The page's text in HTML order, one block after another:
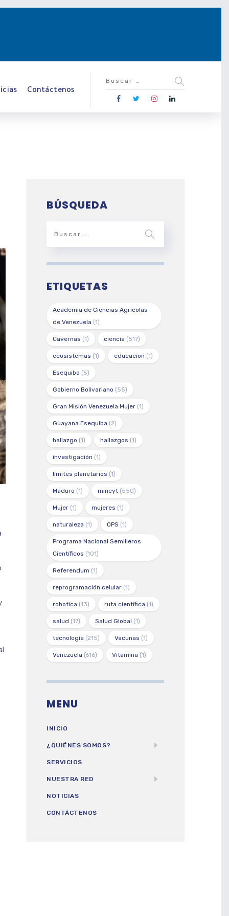
Contáctenos
BÚSQUEDA
ETIQUETAS
Academia de Ciencias Agrícolas
de Venezuela (1)
Cavernas (1) ciencia (517)
ecosistemas (1) educacion (1)
Esequibo (5)
Gobierno Bolivariano (55)
Gran Misión Venezuela Mujer (1)
Guayana Esequiba (2)
hallazgo (1) hallazgos (1)
investigación (1)
límites planetarios (1)
Maduro (1) mincyt (550)
Mujer (1) mujeres (1)
naturaleza (1) OPS (1)
Programa Nacional Semilleros
Científicos (101)
Referendum (1)
reprogramación celular (1)
robotica (13) ruta científica (1)
salud (17) Salud Global (1)
tecnología (215) Vacunas (1)
Venezuela (616) Vitamina (1)
MENU
INICIO
¿QUIÉNES SOMOS?
SERVICIOS
NUESTRA RED
NOTICIAS
CONTÁCTENOS